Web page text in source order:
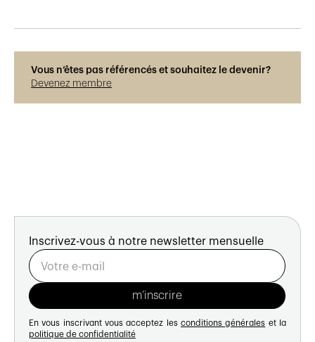
Vous n’êtes pas référencés et souhaitez le devenir?
Devenez membre
Inscrivez-vous à notre newsletter mensuelle
En vous inscrivant vous acceptez les conditions générales et la
politique de confidentialité